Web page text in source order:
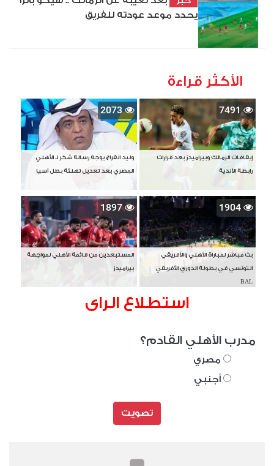
يحدد موعد عودته للفريق
الأكثر قراءة
7491
إيقافات الزمالك وبيراميدز بعد قرارات
رابطة الأندية
2073
وليد الفراج يوجه رسالة شكر لـ الأهلي
المصري بعد تعديل تهنئة بطل آسيا
1904
بث مباشر لمباراة الأهلي والأفريقي
التونسي في بطولة الدوري الأفريقي
BAL
1897
المستبعدين من قائمة الأهلي لمواجهة
بيراميدز
استطلاع الراى
مدرب الأهلي القادم؟
مصري
أجنبي
تصويت